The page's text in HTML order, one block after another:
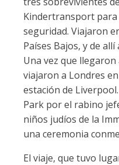
Kindertransport para
seguridad. Viajaron
Países Bajos, y de
Una vez que
viajaron a Londres
estación de
Park por el rabino
niños judíos de la
una ceremonia
El viaje, que tuvo